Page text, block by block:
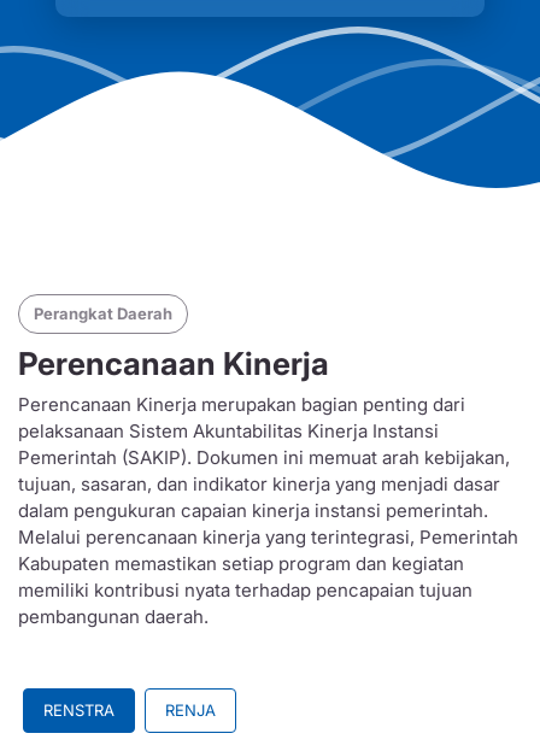
Perangkat Daerah
Perencanaan Kinerja
Perencanaan Kinerja merupakan bagian penting dari
pelaksanaan Sistem Akuntabilitas Kinerja Instansi
Pemerintah (SAKIP). Dokumen ini memuat arah kebijakan,
tujuan, sasaran, dan indikator kinerja yang menjadi dasar
dalam pengukuran capaian kinerja instansi pemerintah.
Melalui perencanaan kinerja yang terintegrasi, Pemerintah
Kabupaten memastikan setiap program dan kegiatan
memiliki kontribusi nyata terhadap pencapaian tujuan
pembangunan daerah.
RENSTRA RENJA